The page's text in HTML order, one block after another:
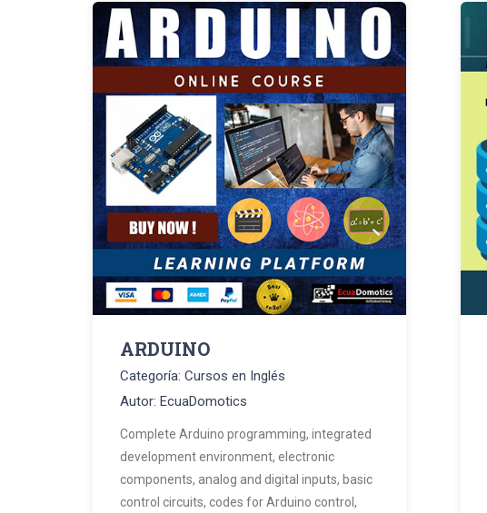
ARDUINO
Categoría: Cursos en Inglés
Autor: EcuaDomotics
Complete Arduino programming, integrated
development environment, electronic
components, analog and digital inputs, basic
control circuits, codes for Arduino control,